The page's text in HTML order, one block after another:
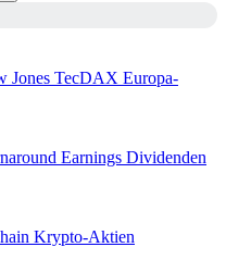
Jones TecDAX Europa-
Earnings Dividenden
Krypto-Aktien